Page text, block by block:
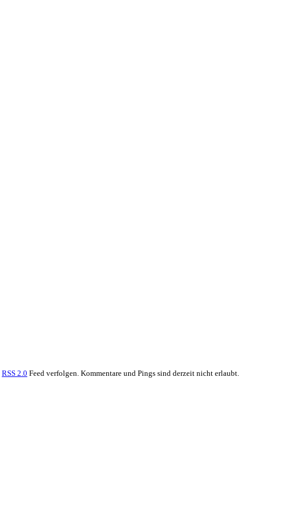
RSS 2.0 Feed verfolgen. Kommentare und Pings sind derzeit nicht erlaubt.